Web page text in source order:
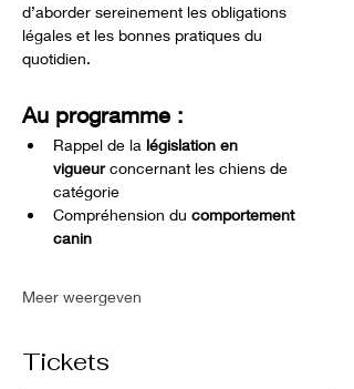
d’aborder sereinement les obligations
légales et les bonnes pratiques du
quotidien.
Au programme :
Rappel de la législation en
vigueur concernant les chiens de
catégorie
Compréhension du comportement
canin
Meer weergeven
Tickets